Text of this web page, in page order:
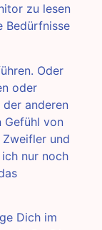
zu lesen
Bedürfnisse
Oder
oder
der anderen
Gefühl von
und
nur noch
Dich im